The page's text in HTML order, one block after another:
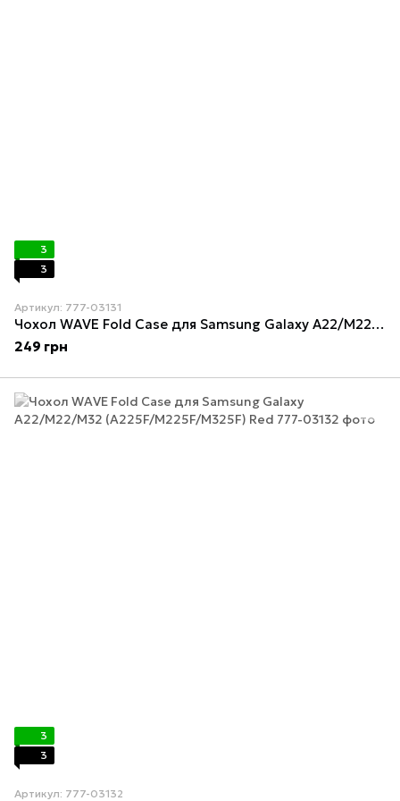
3
3
Артикул: 777-03131
Чохол WAVE Fold Case для Samsung Galaxy A22/M22/M32 (A225F/M225F/M325F) Blue
249 грн
3
3
Артикул: 777-03132